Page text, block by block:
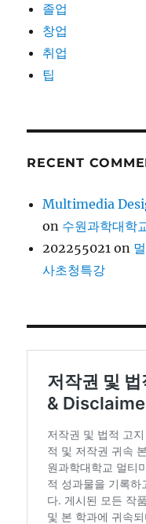
졸업
창업
취업
팁
RECENT
Multimedia
on 수원과학대학
202255021 on
사초청특강